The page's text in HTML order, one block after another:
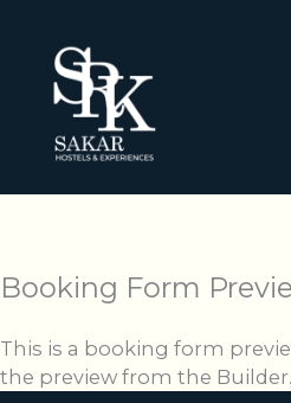
contenido
Booking Form
This is a booking form
the preview from the Builder.